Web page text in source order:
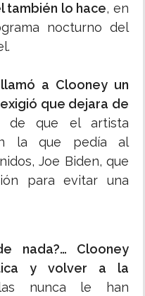
también lo hace, en
nocturno del
a Clooney un
exigió que dejara de
de que el artista
la que pedía al
Joe Biden, que
para evitar una
nada?… Clooney
y volver a la
nunca le han